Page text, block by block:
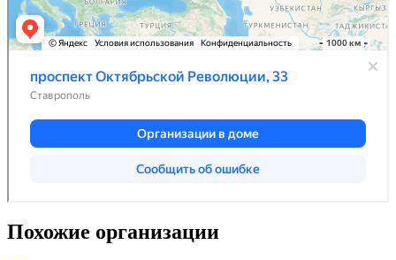
Похожие организации